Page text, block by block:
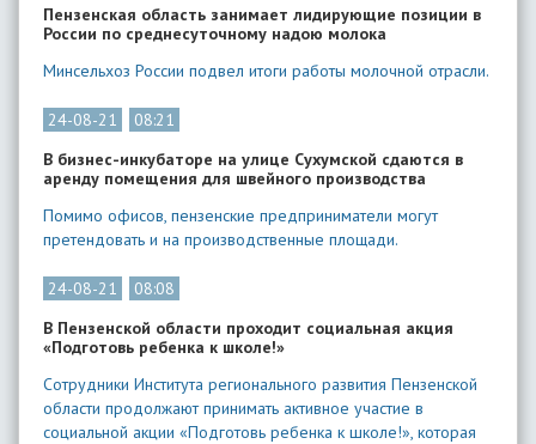
Пензенская область занимает лидирующие позиции в
России по среднесуточному надою молока
Минсельхоз России подвел итоги работы молочной отрасли.
24-08-21
08:21
В бизнес-инкубаторе на улице Сухумской сдаются в
аренду помещения для швейного производства
Помимо офисов, пензенские предприниматели могут
претендовать и на производственные площади.
24-08-21
08:08
В Пензенской области проходит социальная акция
«Подготовь ребенка к школе!»
Сотрудники Института регионального развития Пензенской
области продолжают принимать активное участие в
социальной акции «Подготовь ребенка к школе!», которая